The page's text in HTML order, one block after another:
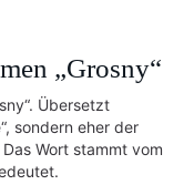
„Grosny“
Übersetzt
sondern eher der
Das Wort stammt vom